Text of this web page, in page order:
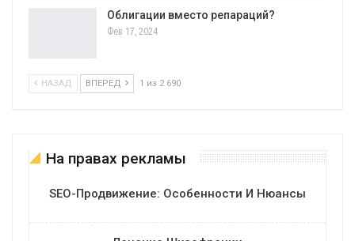
Облигации вместо репараций?
Фев 17, 2024
НАЗАД ВПЕРЕД 1 из 2 690
На правах рекламы
SEO-Продвижение: Особенности И Нюансы